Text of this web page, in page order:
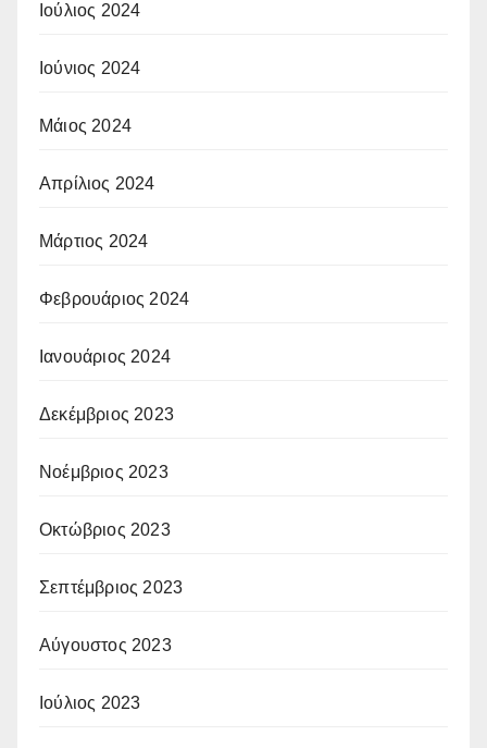
Ιούλιος 2024
Ιούνιος 2024
Μάιος 2024
Απρίλιος 2024
Μάρτιος 2024
Φεβρουάριος 2024
Ιανουάριος 2024
Δεκέμβριος 2023
Νοέμβριος 2023
Οκτώβριος 2023
Σεπτέμβριος 2023
Αύγουστος 2023
Ιούλιος 2023